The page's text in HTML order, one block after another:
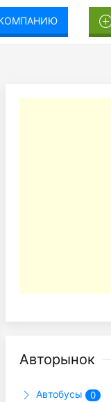
Авторынок
Автобусы 0